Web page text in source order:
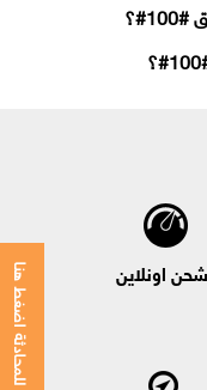
اونلاين للمحادثة اضغط هنا